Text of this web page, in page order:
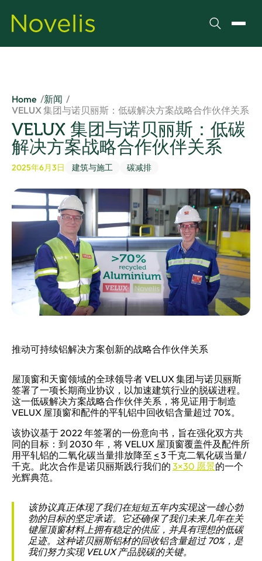
搜索 切换
Home
新闻
VELUX 集团与诺贝丽斯：低碳解决方案战略合作伙伴关系
VELUX 集团与诺贝丽斯：低碳
解决方案战略合作伙伴关系
2025年6月3日 建筑与施工 碳减排
推动可持续铝解决方案创新的战略合作伙伴关系
屋顶窗和天窗领域的全球领导者 VELUX 集团与诺贝丽斯
签署了一项长期商业协议，以加速建筑行业的脱碳进程。
这一低碳解决方案战略合作伙伴关系，将见证用于制造
VELUX 屋顶窗和配件的平轧铝中回收铝含量超过 70%。
该协议基于 2022 年签署的一份意向书，旨在强化双方共
同的目标：到 2030 年，将 VELUX 屋顶窗覆盖件及配件所
用平轧铝的二氧化碳当量排放降至 < 3 千克二氧化碳当量/
千克。此次合作是诺贝丽斯践行我们的 3×30 愿景的一个
光辉典范。
该协议真正体现了我们在短短五年内实现这一雄心勃
勃的目标的坚定承诺。它还确保了我们未来几年在关
键屋顶窗材料上拥有稳定的供应，并具有理想的低碳
足迹。这种诺贝丽斯铝材的回收铝含量超过 70%，是
我们努力实现 VELUX 产品脱碳的关键。